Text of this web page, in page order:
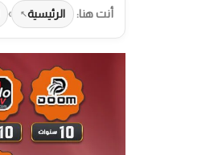
أنت هنا: الرئيسية ›